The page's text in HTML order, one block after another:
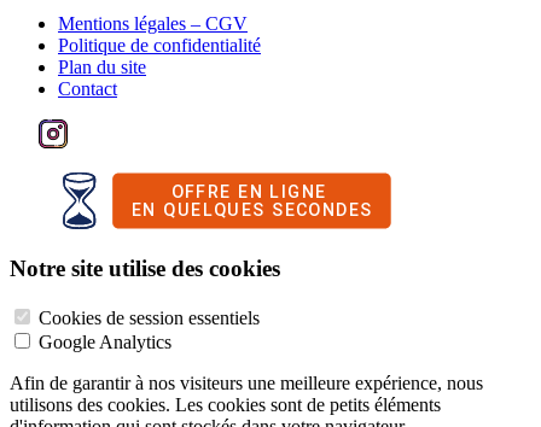
Mentions légales – CGV
Politique de confidentialité
Plan du site
Contact
Notre site utilise des cookies
Cookies de session essentiels
Google Analytics
Afin de garantir à nos visiteurs une meilleure expérience, nous
utilisons des cookies. Les cookies sont de petits éléments